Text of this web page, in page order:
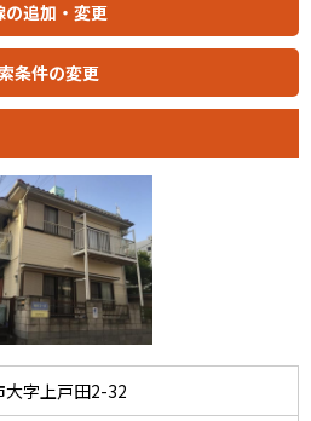
大字上戸田2-32